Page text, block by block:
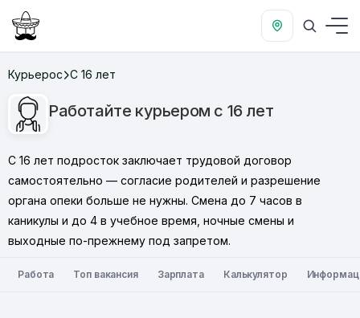
Курьерос С 16 лет
Работайте курьером с 16 лет
С 16 лет подросток заключает трудовой договор
самостоятельно — согласие родителей и разрешение
органа опеки больше не нужны. Смена до 7 часов в
каникулы и до 4 в учебное время, ночные смены и
выходные по-прежнему под запретом.
Работа Топ вакансия Зарплата Калькулятор